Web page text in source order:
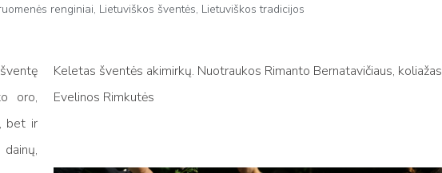
renginiai, Lietuviškos šventės, Lietuviškos tradicijos
oro,
bet ir
Keletas šventės akimirkų. Nuotraukos Rimanto Bernatavičiaus, koliažas
Evelinos Rimkutės